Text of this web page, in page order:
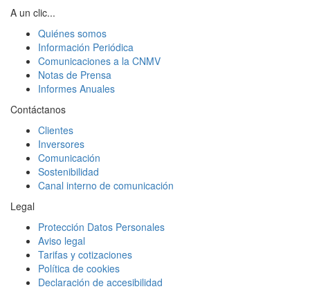
A un clic...
Quiénes somos
Información Periódica
Comunicaciones a la CNMV
Notas de Prensa
Informes Anuales
Contáctanos
Clientes
Inversores
Comunicación
Sostenibilidad
Canal interno de comunicación
Legal
Protección Datos Personales
Aviso legal
Tarifas y cotizaciones
Política de cookies
Declaración de accesibilidad